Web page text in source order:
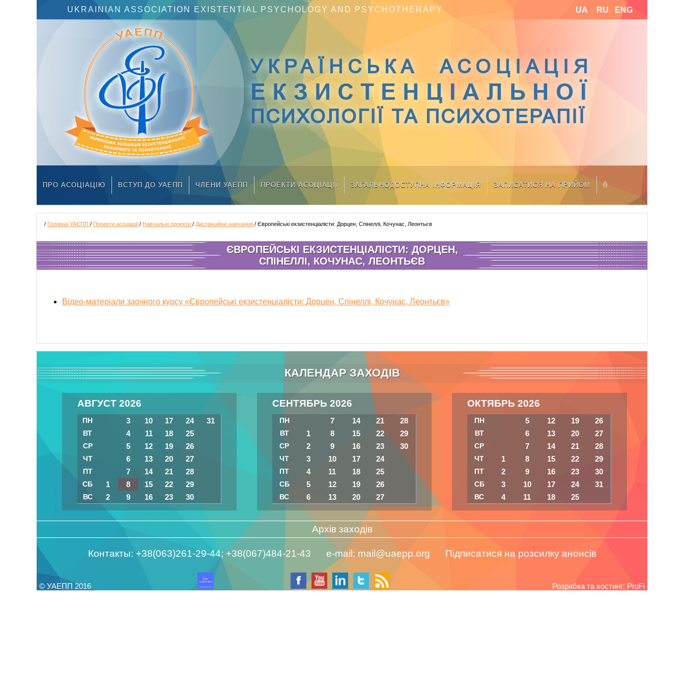
UKRAINIAN ASSOCIATION EXISTENTIAL PSYCHOLOGY AND PSYCHOTHERAPY
УКРАЇНСЬКА АСОЦІАЦІЯ
ЕКЗИСТЕНЦІАЛЬНОЇ
ПСИХОЛОГІЇ ТА ПСИХОТЕРАПІЇ
UA RU ENG
ПРО АСОЦІАЦІЮ ВСТУП ДО УАЕПП ЧЛЕНИ УАЕПП ПРОЕКТИ АСОЦІАЦІЇ ЗАГАЛЬНОДОСТУПНА ІНФОРМАЦІЯ ЗАПИСАТИСЯ НА ПРИЙОМ
/ Головна УАЄПП / Проекти асоціації / Навчальні проекти / Дистанційне навчання / Європейські екзистенціалісти: Дорцен, Спінеллі, Кочунас, Леонтьєв
ЄВРОПЕЙСЬКІ ЕКЗИСТЕНЦІАЛІСТИ: ДОРЦЕН,
СПІНЕЛЛІ, КОЧУНАС, ЛЕОНТЬЄВ
Відео-матеріали заочного курсу «Європейські екзистенціалісти: Дорцен, Спінеллі, Кочунас, Леонтьєв»
КАЛЕНДАР ЗАХОДІВ
АВГУСТ 2026
ПН 3 10 17 24 31
ВТ 4 11 18 25
СР 5 12 19 26
ЧТ 6 13 20 27
ПТ 7 14 21 28
СБ 1 8 15 22 29
ВС 2 9 16 23 30
СЕНТЯБРЬ 2026
ПН 7 14 21 28
ВТ 1 8 15 22 29
СР 2 9 16 23 30
ЧТ 3 10 17 24
ПТ 4 11 18 25
СБ 5 12 19 26
ВС 6 13 20 27
ОКТЯБРЬ 2026
ПН 5 12 19 26
ВТ 6 13 20 27
СР 7 14 21 28
ЧТ 1 8 15 22 29
ПТ 2 9 16 23 30
СБ 3 10 17 24 31
ВС 4 11 18 25
Архів заходів
Контакты: +38(063)261-29-44; +38(067)484-21-43 e-mail: mail@uaepp.org Підписатися на розсилку анонсів
© УАЕПП 2016 Розрабка та хостинг: ProFi